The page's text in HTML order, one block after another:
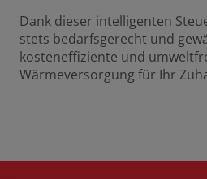
Dank dieser intelligenten
stets bedarfsgerecht und
kosteneffiziente und
Wärmeversorgung für Ihr